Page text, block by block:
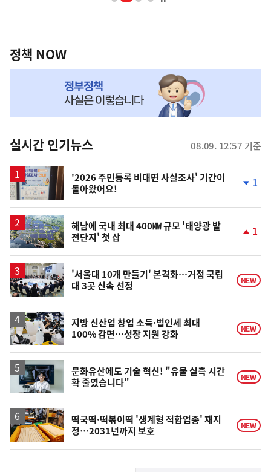
영
책
NOW,
뉴
스
정책 NOW
실시간 인기뉴스 08.09. 12:57 기준
'2026 주민등록 비대면 사실조사' 기간이
돌아왔어요!
1
해남에 국내 최대 400㎿ 규모 '태양광 발
전단지' 첫 삽
승
1
'서울대 10개 만들기' 본격화…거점 국립
대 3곳 신속 선정
NEW
지방 신산업 창업 소득·법인세 최대
100% 감면…성장 지원 강화
NEW
문화유산에도 기술 혁신! "유물 실측 시간
확 줄였습니다"
NEW
떡국떡·떡볶이떡 '생계형 적합업종' 재지
정…2031년까지 보호
NEW